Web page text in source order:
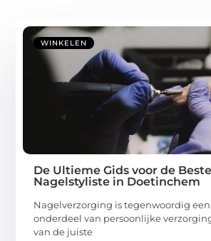
WINKELEN
De Ultieme Gids voor de Beste
Nagelstyliste in Doetinchem
Nagelverzorging is tegenwoordig
onderdeel van persoonlijke
van de juiste